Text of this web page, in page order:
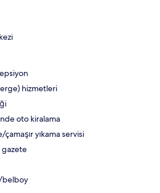
hizmetleri
oto kiralama
yıkama servisi
gazete
belboy